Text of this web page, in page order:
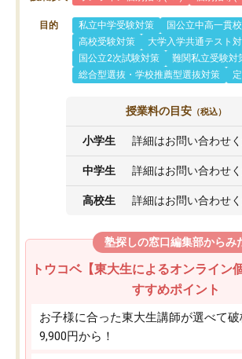
目的 私立中学受験対策
国公立中高一貫
高校受験対策
大学入学共通テスト
国公立2次試験対策
難関私立受験対
総合型選抜・学校推薦型選抜対策
授業料の目安 （税込）
小学生 詳細はお問い合わせ
中学生 詳細はお問い合わせ
高校生 詳細はお問い合わせ
塾探しの窓口編集部からみ
トウコベ【東大生によるオンライン
すすめポイント
お子様に合った東大生講師が選べて
9,900円から！